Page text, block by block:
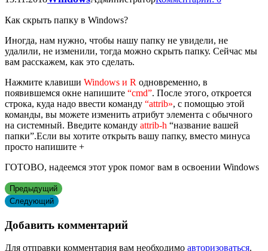
Как скрыть папку в Windows?
Иногда, нам нужно, чтобы нашу папку не увидели, не
удалили, не изменили, тогда можно скрыть папку. Сейчас мы
вам расскажем, как это сделать.
Нажмите клавиши Windows и R одновременно, в
появившемся окне напишите “cmd”. После этого, откроется
строка, куда надо ввести команду “attrib», с помощью этой
команды, вы можете изменить атрибут элемента с обычного
на системный. Введите команду attrib-h “название вашей
папки”.Если вы хотите открыть вашу папку, вместо минуса
просто напишите +
ГОТОВО, надеемся этот урок помог вам в освоении Windows
Предыдущий
Следующий
Добавить комментарий
Для отправки комментария вам необходимо авторизоваться.